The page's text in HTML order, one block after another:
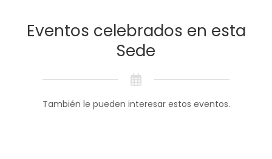
Eventos celebrados en esta
Sede
También le pueden interesar estos eventos.